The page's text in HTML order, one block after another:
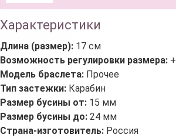
Характеристики
Длина (размер): 17 см
Возможность регулировки размера:
Модель браслета: Прочее
Тип застежки: Карабин
Размер бусины от: 15 мм
Размер бусины до: 24 мм
Страна-изготовитель: Россия